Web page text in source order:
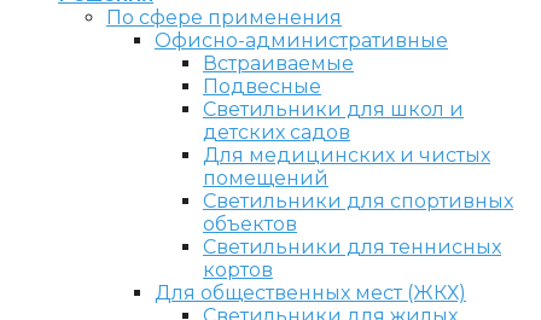
По сфере применения
Офисно-административные
Встраиваемые
Подвесные
Светильники для школ и
детских садов
Для медицинских и чистых
помещений
Светильники для спортивных
объектов
Светильники для теннисных
кортов
Для общественных мест (ЖКХ)